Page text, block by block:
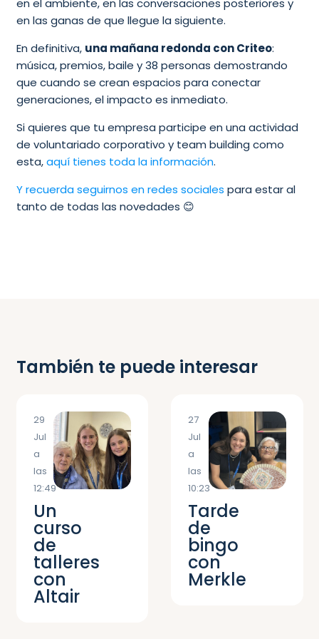
en el ambiente, en las conversaciones posteriores y
en las ganas de que llegue la siguiente.
En definitiva, una mañana redonda con Criteo:
música, premios, baile y 38 personas demostrando
que cuando se crean espacios para conectar
generaciones, el impacto es inmediato.
Si quieres que tu empresa participe en una actividad
de voluntariado corporativo y team building como
esta,aquí tienes toda la información.
Y recuerda seguirnos en redes sociales para estar al
tanto de todas las novedades 😊
También te puede interesar
29
Jul
a
las
12:49
Un
curso
de
talleres
con
Altair
27
Jul
a
las
10:23
Tarde
de
bingo
con
Merkle